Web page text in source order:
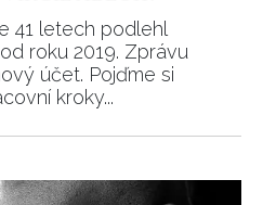
41 letech podlehl
roku 2019. Zprávu
účet. Pojďme si
kroky...